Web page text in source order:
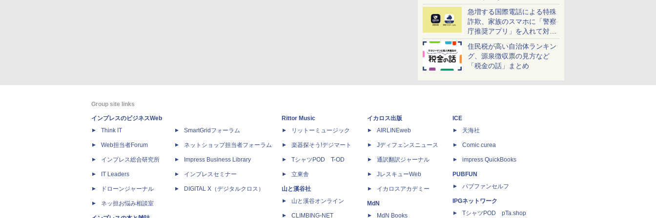
急増する国際電話による特殊
詐欺、家族のスマホに「警察
庁推奨アプリ」を入れて対策
しよう！
住民税が高い自治体ランキン
グ、源泉徴収票の見方など
「税金の話」まとめ
Group site links
インプレスのビジネスWeb
Think IT
Web担当者Forum
インプレス総合研究所
IT Leaders
ドローンジャーナル
ネッ担お悩み相談室
SmartGridフォーラム
ネットショップ担当者フォーラム
Impress Business Library
インプレスセミナー
DIGITAL X（デジタルクロス）
Rittor Music
リットーミュージック
楽器探そう!デジマート
TシャツPOD T-OD
立東舎
山と溪谷社
山と溪谷オンライン
CLIMBING-NET
イカロス出版
AIRLINEweb
Jディフェンスニュース
通訳翻訳ジャーナル
JレスキューWeb
イカロスアカデミー
MdN
MdN Books
ICE
天海社
Comic curea
impress QuickBooks
PUBFUN
パブファンセルフ
IPGネットワーク
TシャツPOD pTa.shop